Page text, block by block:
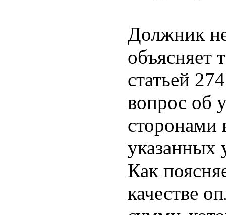
Должник
объясняет
статьей
вопрос об
сторонами
указанных
Как
качестве